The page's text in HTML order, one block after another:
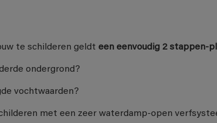
te schilderen geldteen eenvoudig 2 stappen-
ondergrond?
vochtwaarden?
met een zeer waterdamp-open